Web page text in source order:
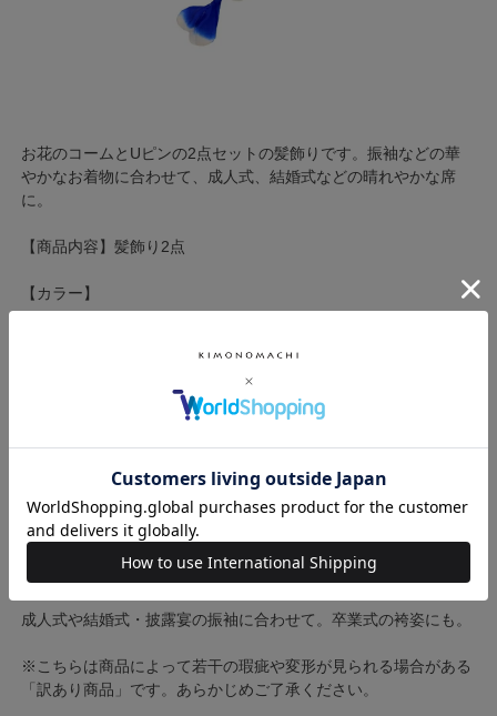
お花のコームとUピンの2点セットの髪飾りです。振袖などの華
やかなお着物に合わせて、成人式、結婚式などの晴れやかな席
に。
【商品内容】髪飾り2点
【カラー】
01オレンジ
モチーフ中 約5.5x4.5cm Uピン長さ：約7cm
成人式や結婚式・披露宴の振袖に合わせて。卒業式の袴姿にも。
※こちらは商品によって若干の瑕疵や変形が見られる場合がある
「訳あり商品」です。あらかじめご了承ください。